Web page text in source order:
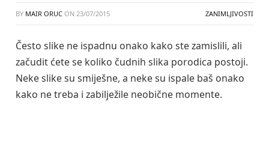
BY MAIR ORUC ON 23/07/2015 ZANIMLJIVOSTI
Često slike ne ispadnu onako kako ste zamislili, ali
začudit ćete se koliko čudnih slika porodica postoji.
Neke slike su smiješne, a neke su ispale baš onako
kako ne treba i zabilježile neobične momente.